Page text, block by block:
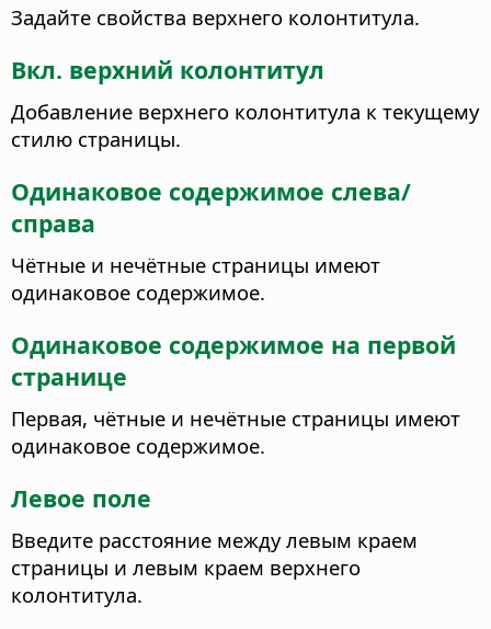
Задайте свойства верхнего колонтитула.
Вкл. верхний колонтитул
Добавление верхнего колонтитула к текущему
стилю страницы.
Одинаковое содержимое слева/
справа
Чётные и нечётные страницы имеют
одинаковое содержимое.
Одинаковое содержимое на первой
странице
Первая, чётные и нечётные страницы имеют
одинаковое содержимое.
Левое поле
Введите расстояние между левым краем
страницы и левым краем верхнего
колонтитула.